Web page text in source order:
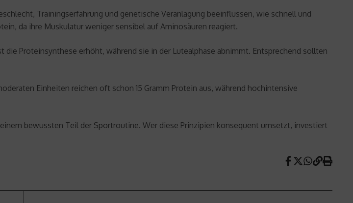
Trainingserfahrung und genetische Veranlagung beeinflussen, wie schnell und
da ihre Muskulatur weniger sensibel auf Aminosäuren reagiert.
Proteinsynthese erhöht, während sie in der Lutealphase abnimmt. Entsprechend sollten
Einheiten reichen oft schon 15 Gramm Protein aus, während hochintensive
bewussten Teil der Sportroutine. Wer diese Prinzipien konsequent umsetzt, investiert